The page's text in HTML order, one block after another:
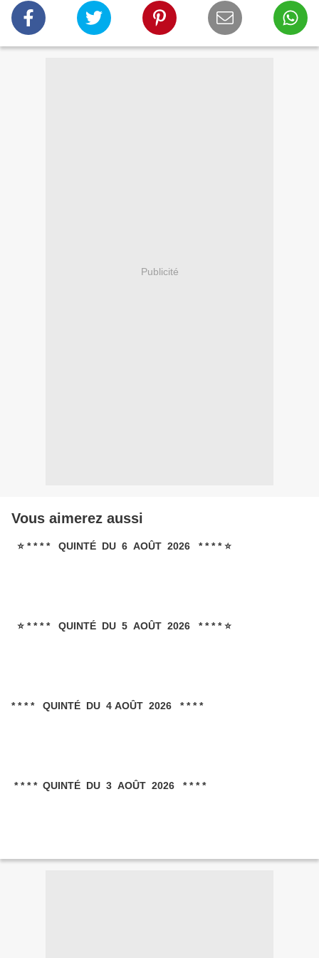
Publicité
Vous aimerez aussi
⭐ * * * * QUINTÉ DU 6 AOÛT 2026 * * * * ⭐
⭐ * * * * QUINTÉ DU 5 AOÛT 2026 * * * * ⭐
* * * * QUINTÉ DU 4 AOÛT 2026 * * * *
* * * * QUINTÉ DU 3 AOÛT 2026 * * * *